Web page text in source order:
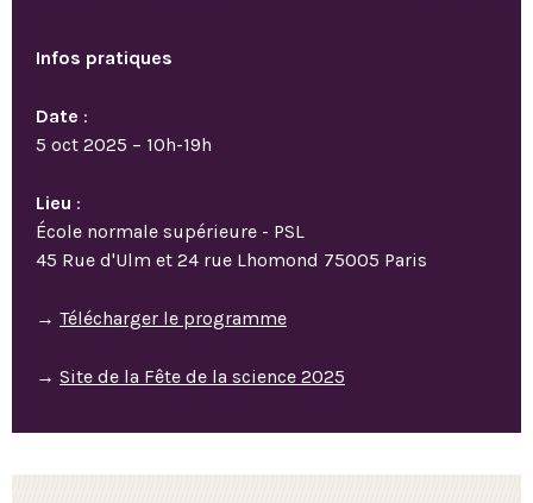
Infos pratiques
Date :
5 oct 2025 – 10h-19h
Lieu :
École normale supérieure - PSL
45 Rue d'Ulm et 24 rue Lhomond 75005 Paris
→ Télécharger le programme
→ Site de la Fête de la science 2025